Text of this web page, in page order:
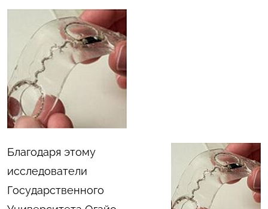
Благодаря этому
исследователи
Государственного